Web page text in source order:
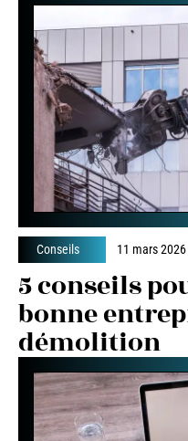
Conseils 11 mars 2026
5 conseils
bonne
démolition